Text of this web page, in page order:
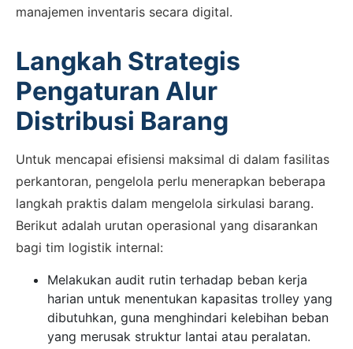
manajemen inventaris secara digital.
Langkah Strategis
Pengaturan Alur
Distribusi Barang
Untuk mencapai efisiensi maksimal di dalam fasilitas
perkantoran, pengelola perlu menerapkan beberapa
langkah praktis dalam mengelola sirkulasi barang.
Berikut adalah urutan operasional yang disarankan
bagi tim logistik internal:
Melakukan audit rutin terhadap beban kerja
harian untuk menentukan kapasitas trolley yang
dibutuhkan, guna menghindari kelebihan beban
yang merusak struktur lantai atau peralatan.